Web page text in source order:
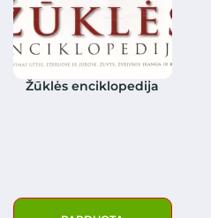
Žūklės enciklopedija